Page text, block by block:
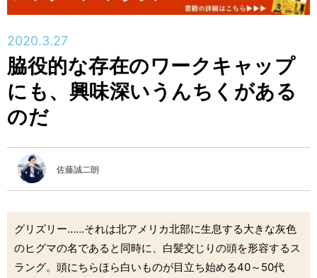
新刊
編集部
2020.3.27
脇役的な存在のワークキャップ
にも、興味深いうんちくがある
のだ
佐藤誠二朗
グリズリー……それは北アメリカ北部に生息する大きな灰色
のヒグマの名であると同時に、白髪交じりの頭を形容するス
ラング。頭にちらほら白いものが目立ち始める40～50代